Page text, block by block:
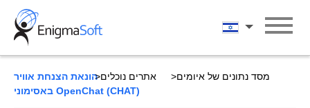
Skip
content
עברית
מסד נתונים של איומים אתרים נוכלים הונאת הצנחת אוויר
באסימוני OpenChat (CHAT)